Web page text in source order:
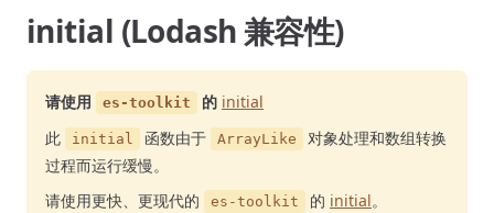
initial (Lodash 兼容性)
请使用 es-toolkit 的 initial
此
initial 函数由于 ArrayLike
对象处理和数组转换
过程而运行缓慢。
请使用更快、更现代的
es-toolkit 的 initial。